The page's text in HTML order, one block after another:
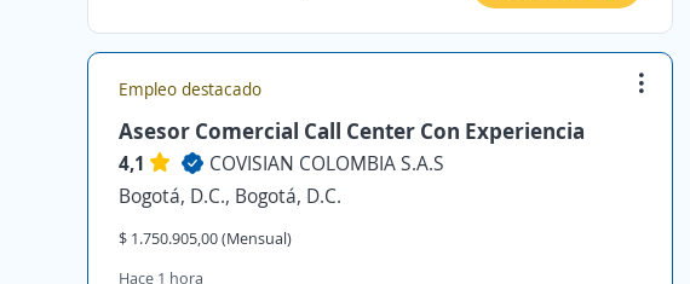
Empleo destacado
Asesor Comercial Call Center Con Experiencia
4,1
COVISIAN COLOMBIA S.A.S
Bogotá, D.C., Bogotá, D.C.
$ 1.750.905,00 (Mensual)
Hace 1 hora